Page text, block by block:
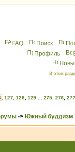
FAQ Поиск
Профиль
В этом
127 128 129 275 276 277
-> Южный буддизм